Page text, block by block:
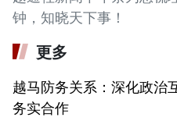
钟，知晓天下事！
更多
越马防务关系：深化政治
务实合作